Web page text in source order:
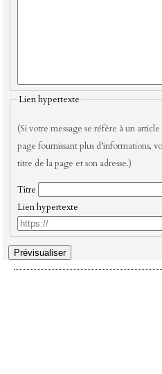
Lien hypertexte
(Si votre message se réfère à un
page fournissant plus d’informations,
titre de la page et son adresse.)
Titre
Lien hypertexte